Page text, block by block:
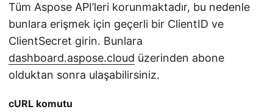
Tüm Aspose API’leri korunmaktadır, bu nedenle
bunlara erişmek için geçerli bir ClientID ve
ClientSecret girin. Bunlara
dashboard.aspose.cloud üzerinden abone
olduktan sonra ulaşabilirsiniz.
cURL komutu